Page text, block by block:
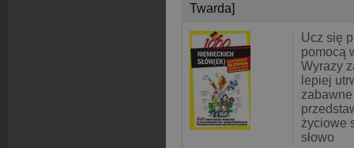
Twarda]
Ucz się
pomocą
Wyrazy
lepiej
życiowe
słowo